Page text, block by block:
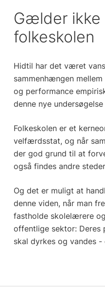
Gælder ikke
folkeskolen
Hidtil har det været
sammenhængen
og performance
denne nye
Folkeskolen er et
velfærdsstat, og når
der god grund til at
også findes andre
Og det er muligt at
denne viden, når man
fastholde skolelærere
offentlige sektor: Deres
skal dyrkes og vandes